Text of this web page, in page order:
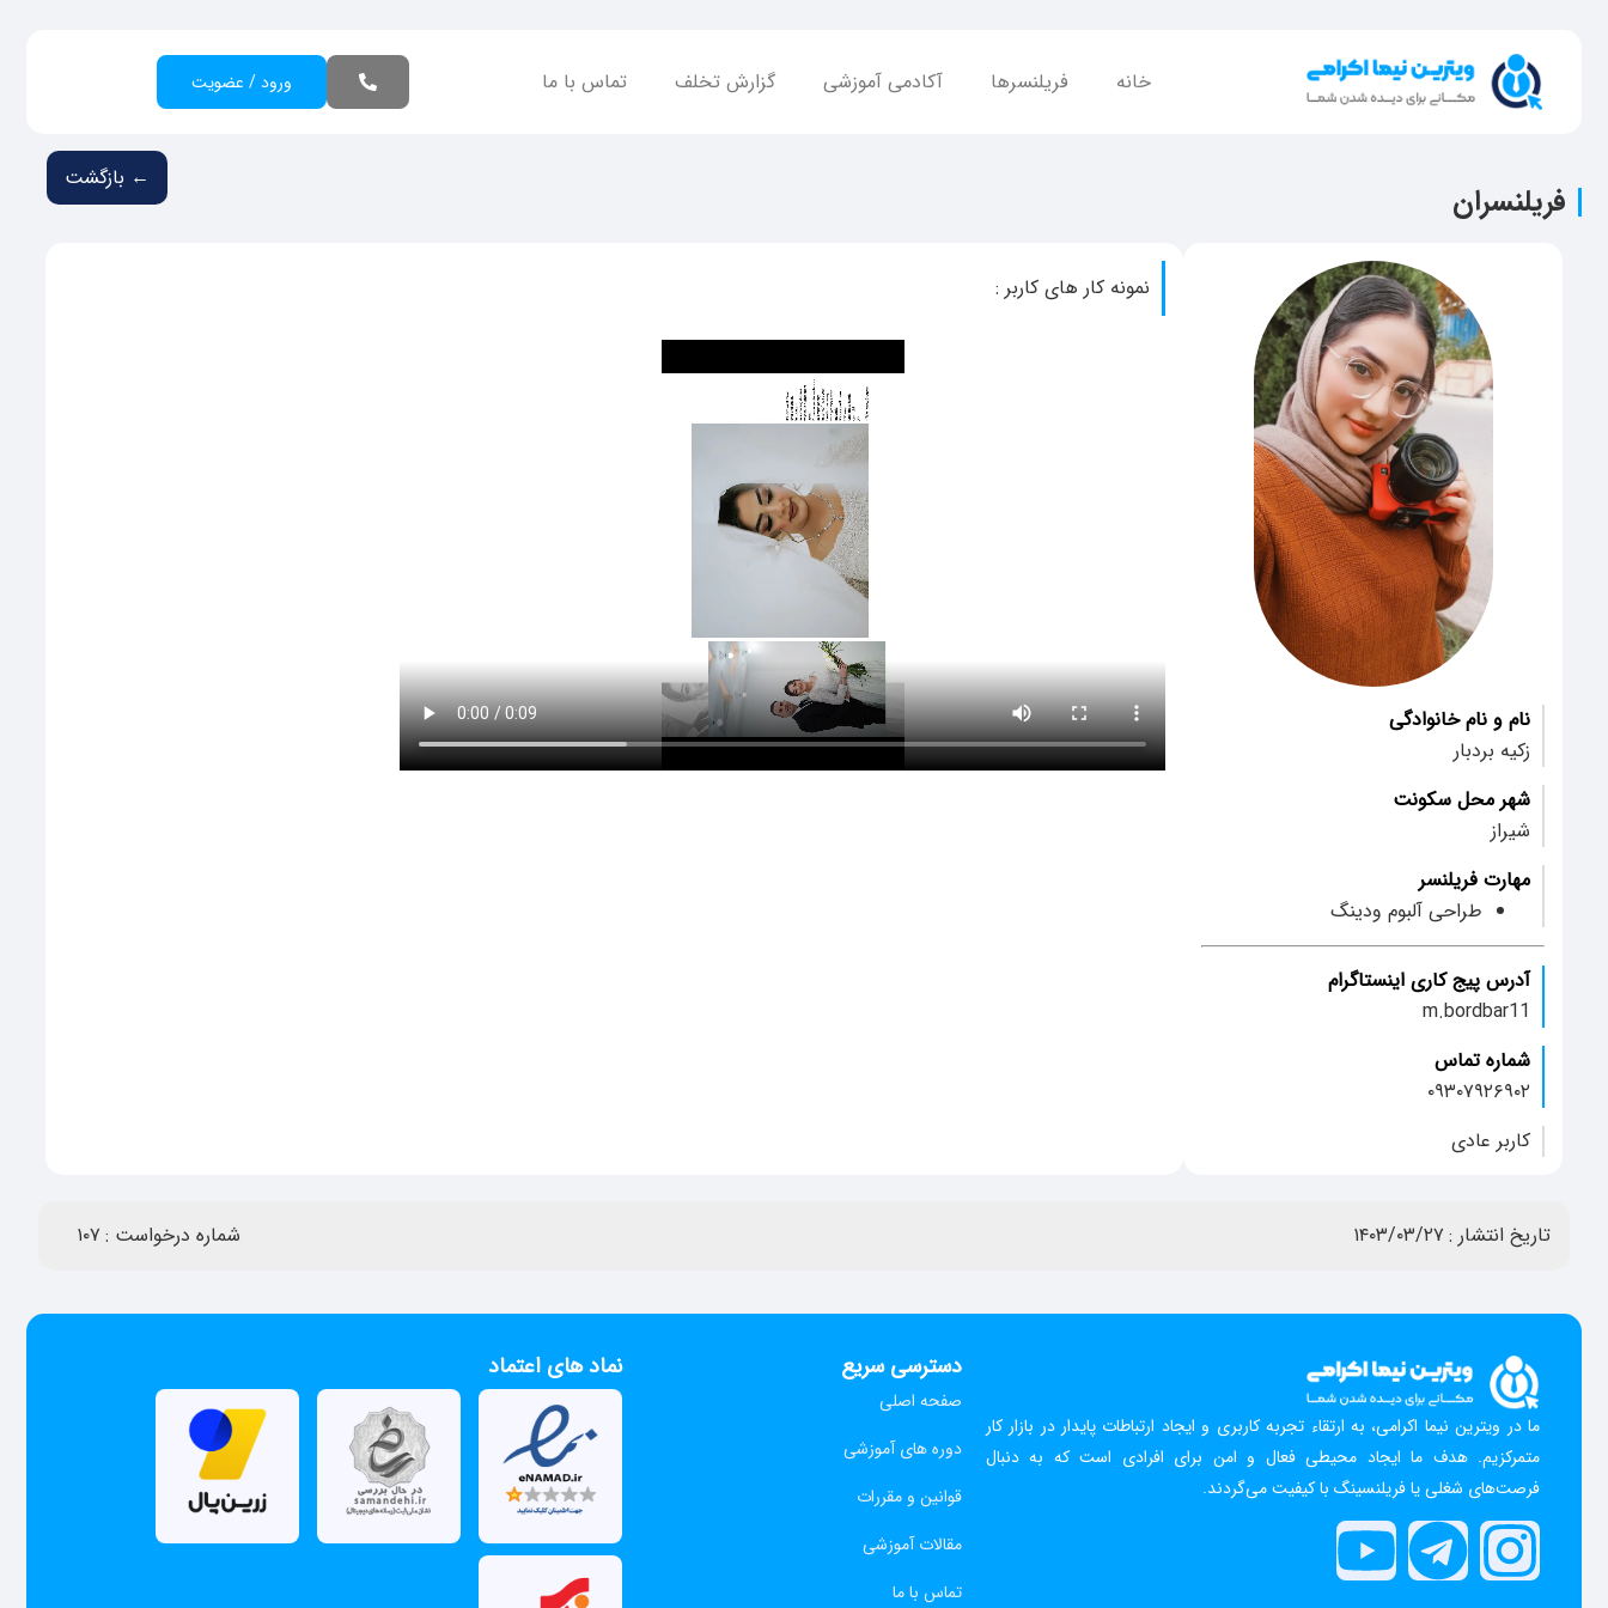
خانه فریلنسرها آکادمی آموزشی گزارش تخلف تماس با ما ورود / عضویت
فریلنسران
← بازگشت
نام و نام خانوادگی
زکیه بردبار
شهر محل سکونت
شیراز
مهارت فریلنسر
طراحی آلبوم ودینگ
آدرس پیج کاری اینستاگرام
m.bordbar11
شماره تماس
۰۹۳۰۷۹۲۶۹۰۲
کاربر عادی
نمونه کار های کاربر :
تاریخ انتشار : ۱۴۰۳/۰۳/۲۷ شماره درخواست : ۱۰۷
ما در ویترین نیما اکرامی، به ارتقاء تجربه کاربری و ایجاد ارتباطات پایدار در بازار کار
متمرکزیم. هدف ما ایجاد محیطی فعال و امن برای افرادی است که به دنبال
فرصت‌های شغلی یا فریلنسینگ با کیفیت می‌گردند.
دسترسی سریع
صفحه اصلی
دوره های آموزشی
قوانین و مقررات
مقالات آموزشی
تماس با ما
نماد های اعتماد